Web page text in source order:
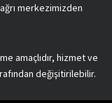
merkezimizden
amaçlıdır, hizmet ve
değişitirilebilir.